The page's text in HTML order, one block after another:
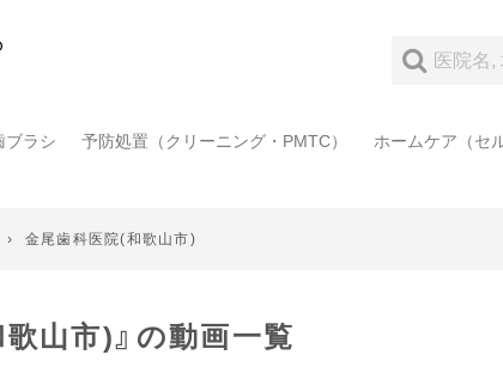
ブラシ 予防処置（クリーニング・PMTC） ホームケア（セ
› 金尾歯科医院(和歌山市)
山市)』の動画一覧